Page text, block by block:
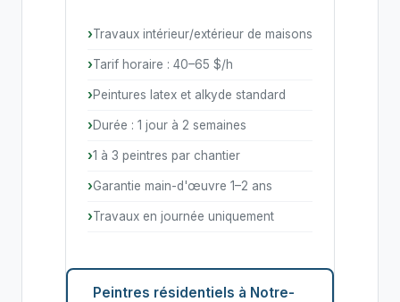
Travaux intérieur/extérieur de maisons
Tarif horaire : 40–65 $/h
Peintures latex et alkyde standard
Durée : 1 jour à 2 semaines
1 à 3 peintres par chantier
Garantie main-d'œuvre 1–2 ans
Travaux en journée uniquement
Peintres résidentiels à Notre-